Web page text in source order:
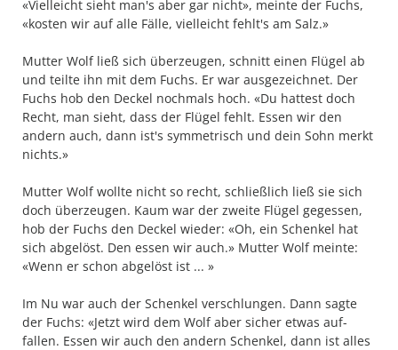
«Vielleicht sieht man's aber gar nicht», meinte der Fuchs,
«kosten wir auf alle Fälle, vielleicht fehlt's am Salz.»
Mutter Wolf ließ sich überzeugen, schnitt einen Flügel ab
und teilte ihn mit dem Fuchs. Er war ausgezeichnet. Der
Fuchs hob den Deckel nochmals hoch. «Du hattest doch
Recht, man sieht, dass der Flügel fehlt. Essen wir den
andern auch, dann ist's symmetrisch und dein Sohn merkt
nichts.»
Mutter Wolf wollte nicht so recht, schließlich ließ sie sich
doch überzeugen. Kaum war der zweite Flügel ge­gessen,
hob der Fuchs den Deckel wieder: «Oh, ein Schenkel hat
sich abgelöst. Den essen wir auch.» Mutter Wolf meinte:
«Wenn er schon abgelöst ist ... »
Im Nu war auch der Schenkel verschlungen. Dann sagte
der Fuchs: «Jetzt wird dem Wolf aber sicher etwas auf­
fallen. Essen wir auch den andern Schenkel, dann ist alles